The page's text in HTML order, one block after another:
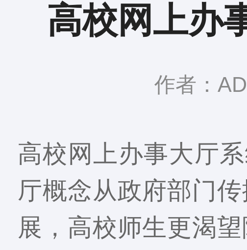
高校网上办
作者：
高校网上办事大厅
厅概念从政府部门
展，高校师生更渴